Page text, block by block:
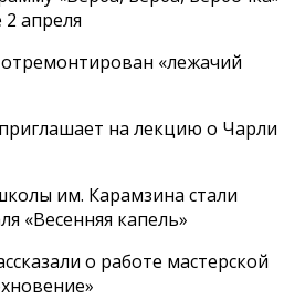
апреля
«лежачий
на лекцию о Чарли
им. Карамзина стали
«Весенняя капель»
о работе мастерской